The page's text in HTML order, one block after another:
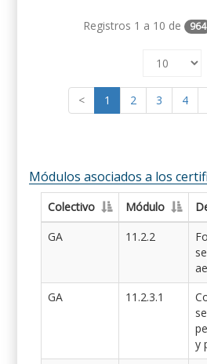
Registros 1 a 10 de 964
< 1 2 3 4
Módulos asociados a los
Colectivo Módulo
GA
11.2.2
GA
11.2.3.1
y